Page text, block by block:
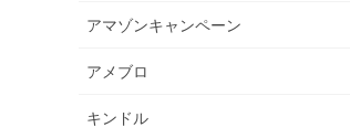
アマゾンキャンペーン
アメブロ
キンドル